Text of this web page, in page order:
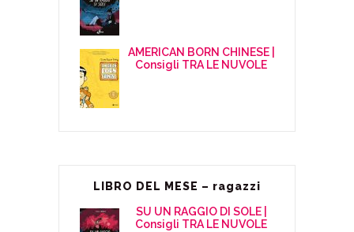
AMERICAN BORN CHINESE |
Consigli TRA LE NUVOLE
LIBRO DEL MESE – ragazzi
SU UN RAGGIO DI SOLE |
Consigli TRA LE NUVOLE